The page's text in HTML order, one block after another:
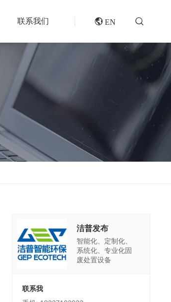
破碎系统
热解系统
胶机组
分选分离设备
滚筒筛
磁选机
涡电流分选机
题报道
电叶片回收处理方案及核心设备
衍生燃料RDF/SRF生产线系统
资源绿色分拣中心的建设规划和设备选择
窑协同处置固废预处理系统
州市中原区生活垃圾分拣中心项目
筑,装修,大件垃圾三位一体联合处置
联系我们  EN
洁普发布
智能化、定制化、
系统化、专业化固
废处置设备
联系我